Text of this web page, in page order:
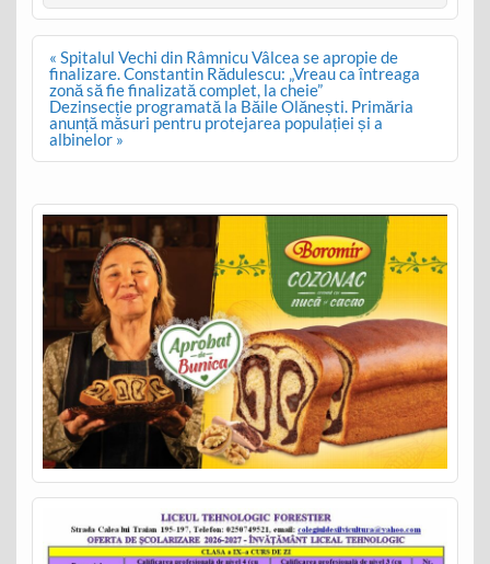
Post
navigation
« Spitalul Vechi din Râmnicu Vâlcea se apropie de
finalizare. Constantin Rădulescu: „Vreau ca întreaga
zonă să fie finalizată complet, la cheie”
Dezinsecție programată la Băile Olănești. Primăria
anunță măsuri pentru protejarea populației și a
albinelor »